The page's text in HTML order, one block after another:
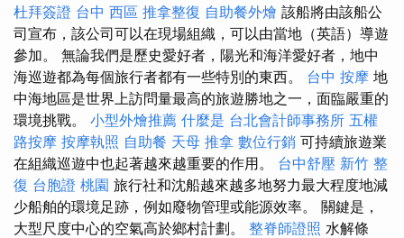
杜拜簽證 台中 西區 推拿整復 自助餐外燴 該船將由該船公
司宣布，該公司可以在現場組織，可以由當地（英語）導遊
參加。 無論我們是歷史愛好者，陽光和海洋愛好者，地中
海巡遊都為每個旅行者都有一些特別的東西。 台中 按摩 地
中海地區是世界上訪問量最高的旅遊勝地之一，面臨嚴重的
環境挑戰。 小型外燴推薦 什麼是 台北會計師事務所 五權
路按摩 按摩執照 自助餐 天母 推拿 數位行銷 可持續旅遊業
在組織巡遊中也起著越來越重要的作用。 台中舒壓 新竹 整
復 台胞證 桃園 旅行社和沈船越來越多地努力最大程度地減
少船舶的環境足跡，例如廢物管理或能源效率。 關鍵是，
大型尺度中心的空氣高於鄉村計劃。 整脊師證照 水解條